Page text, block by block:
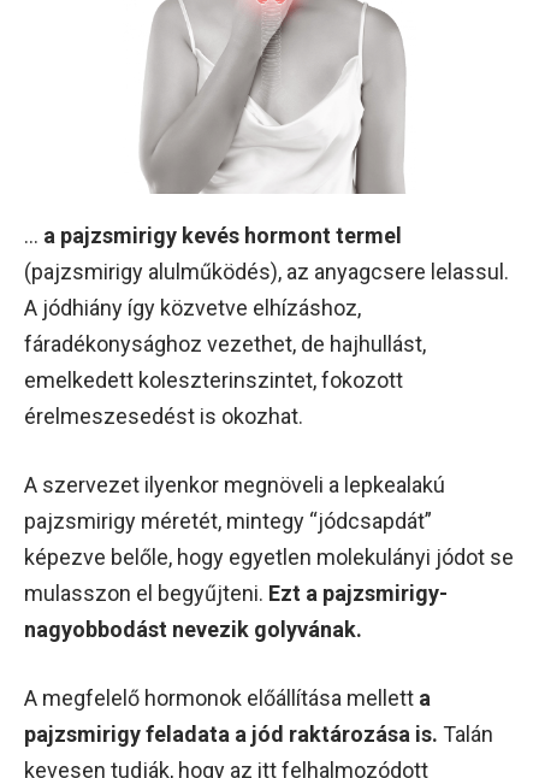
… a pajzsmirigy kevés hormont termel
(pajzsmirigy alulműködés), az anyagcsere lelassul.
A jódhiány így közvetve elhízáshoz,
fáradékonysághoz vezethet, de hajhullást,
emelkedett koleszterinszintet, fokozott
érelmeszesedést is okozhat.
A szervezet ilyenkor megnöveli a lepkealakú
pajzsmirigy méretét, mintegy “jódcsapdát”
képezve belőle, hogy egyetlen molekulányi jódot se
mulasszon el begyűjteni. Ezt a pajzsmirigy-
nagyobbodást nevezik golyvának.
A megfelelő hormonok előállítása mellett a
pajzsmirigy feladata a jód raktározása is. Talán
kevesen tudják, hogy az itt felhalmozódott